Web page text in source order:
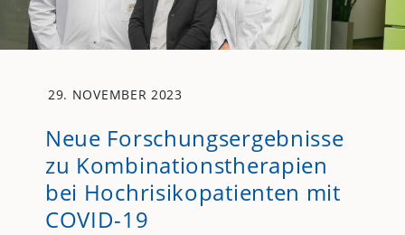
29. NOVEMBER 2023
Neue Forschungsergebnisse
zu Kombinationstherapien
bei Hochrisikopatienten mit
COVID-19